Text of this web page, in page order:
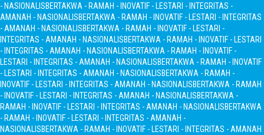
- NASIONALISBERTAKWA - RAMAH - INOVATIF - LESTARI - INTEGRITAS -
AMANAH - NASIONALISBERTAKWA - RAMAH - INOVATIF - LESTARI - INTEGRITAS
- AMANAH - NASIONALISBERTAKWA - RAMAH - INOVATIF - LESTARI -
INTEGRITAS - AMANAH - NASIONALISBERTAKWA - RAMAH - INOVATIF - LESTARI
- INTEGRITAS - AMANAH - NASIONALISBERTAKWA - RAMAH - INOVATIF -
LESTARI - INTEGRITAS - AMANAH - NASIONALISBERTAKWA - RAMAH - INOVATIF
- LESTARI - INTEGRITAS - AMANAH - NASIONALISBERTAKWA - RAMAH -
INOVATIF - LESTARI - INTEGRITAS - AMANAH - NASIONALISBERTAKWA - RAMAH
- INOVATIF - LESTARI - INTEGRITAS - AMANAH - NASIONALISBERTAKWA -
RAMAH - INOVATIF - LESTARI - INTEGRITAS - AMANAH - NASIONALISBERTAKWA
- RAMAH - INOVATIF - LESTARI - INTEGRITAS - AMANAH -
NASIONALISBERTAKWA - RAMAH - INOVATIF - LESTARI - INTEGRITAS - AMANAH